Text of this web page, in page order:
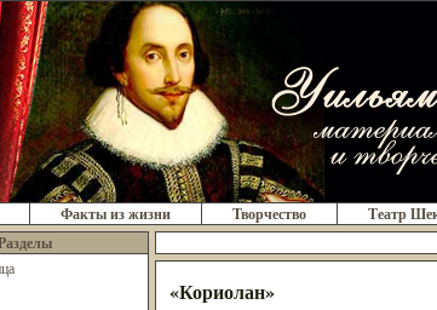
Факты из жизни Творчество Театр
«Кориолан»